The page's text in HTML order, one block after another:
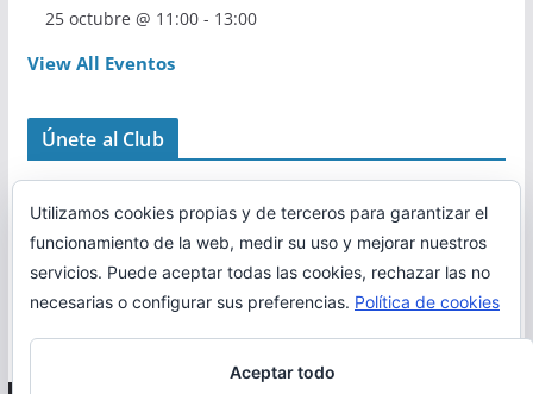
25 octubre @ 11:00- 13:00
View All Eventos
Únete al Club
Utilizamos cookies propias y de terceros para garantizar el
funcionamiento de la web, medir su uso y mejorar nuestros
servicios. Puede aceptar todas las cookies, rechazar las no
necesarias o configurar sus preferencias. Política de cookies
Aceptar todo